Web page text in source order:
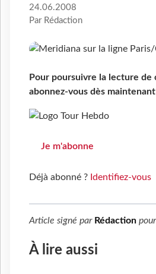
24.06.2008
Par Rédaction
Pour poursuivre la lecture de
abonnez-vous dès maintenant
Je m'abonne
Déjà abonné ? Identifiez-vous
Article signé par Rédaction pour
À lire aussi